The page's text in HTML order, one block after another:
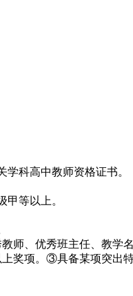
科高中教师资格证书。
等以上。
师、优秀班主任、教
奖项。③具备某项突出